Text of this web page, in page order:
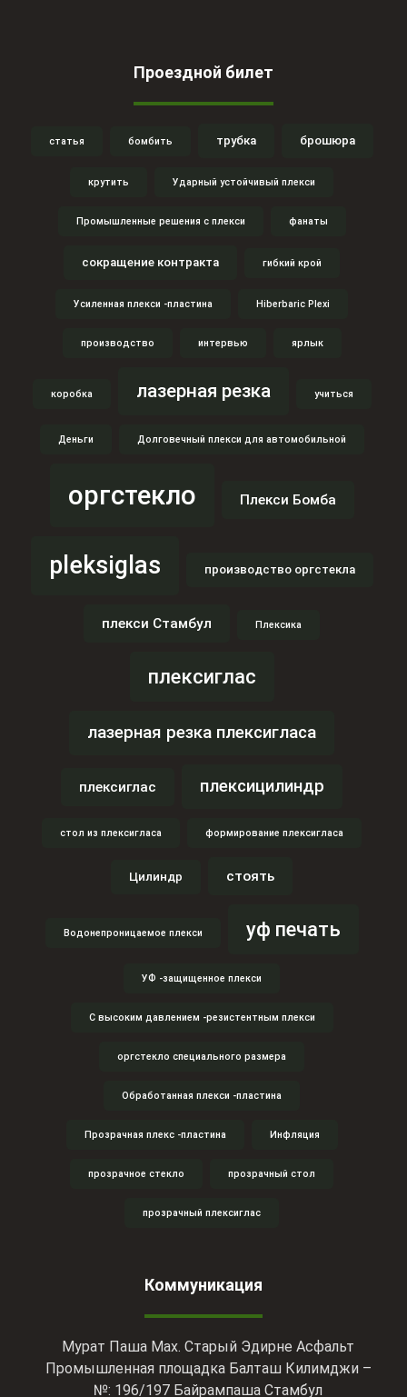
Проездной билет
статья бомбить трубка брошюра
крутить Ударный устойчивый плекси
Промышленные решения с плекси фанаты
сокращение контракта гибкий крой
Усиленная плекси -пластина Hiberbaric Plexi
производство интервью ярлык
коробка лазерная резка учиться
Деньги Долговечный плекси для автомобильной
оргстекло Плекси Бомба
pleksiglas производство оргстекла
плекси Стамбул Плексика
плексиглас
лазерная резка плексигласа
плексиглас плексицилиндр
стол из плексигласа формирование плексигласа
Цилиндр стоять
Водонепроницаемое плекси уф печать
УФ -защищенное плекси
С высоким давлением -резистентным плекси
оргстекло специального размера
Обработанная плекси -пластина
Прозрачная плекс -пластина Инфляция
прозрачное стекло прозрачный стол
прозрачный плексиглас
Коммуникация
Мурат Паша Мах. Старый Эдирне Асфальт
Промышленная площадка Балташ Килимджи –
№: 196/197 Байрампаша Стамбул